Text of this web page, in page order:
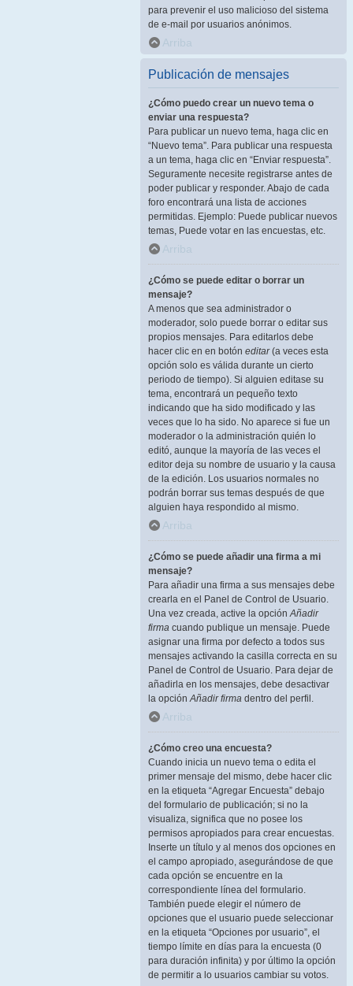
para prevenir el uso malicioso del sistema
de e-mail por usuarios anónimos.
Arriba
Publicación de mensajes
¿Cómo puedo crear un nuevo tema o
enviar una respuesta?
Para publicar un nuevo tema, haga clic en
“Nuevo tema”. Para publicar una respuesta
a un tema, haga clic en “Enviar respuesta”.
Seguramente necesite registrarse antes de
poder publicar y responder. Abajo de cada
foro encontrará una lista de acciones
permitidas. Ejemplo: Puede publicar nuevos
temas, Puede votar en las encuestas, etc.
Arriba
¿Cómo se puede editar o borrar un
mensaje?
A menos que sea administrador o
moderador, solo puede borrar o editar sus
propios mensajes. Para editarlos debe
hacer clic en en botón editar(a veces esta
opción solo es válida durante un cierto
periodo de tiempo). Si alguien editase su
tema, encontrará un pequeño texto
indicando que ha sido modificado y las
veces que lo ha sido. No aparece si fue un
moderador o la administración quién lo
editó, aunque la mayoría de las veces el
editor deja su nombre de usuario y la causa
de la edición. Los usuarios normales no
podrán borrar sus temas después de que
alguien haya respondido al mismo.
Arriba
¿Cómo se puede añadir una firma a mi
mensaje?
Para añadir una firma a sus mensajes debe
crearla en el Panel de Control de Usuario.
Una vez creada, active la opciónAñadir
firma cuando publique un mensaje. Puede
asignar una firma por defecto a todos sus
mensajes activando la casilla correcta en su
Panel de Control de Usuario. Para dejar de
añadirla en los mensajes, debe desactivar
la opciónAñadir firma dentro del perfil.
Arriba
¿Cómo creo una encuesta?
Cuando inicia un nuevo tema o edita el
primer mensaje del mismo, debe hacer clic
en la etiqueta “Agregar Encuesta” debajo
del formulario de publicación; si no la
visualiza, significa que no posee los
permisos apropiados para crear encuestas.
Inserte un título y al menos dos opciones en
el campo apropiado, asegurándose de que
cada opción se encuentre en la
correspondiente línea del formulario.
También puede elegir el número de
opciones que el usuario puede seleccionar
en la etiqueta “Opciones por usuario”, el
tiempo límite en días para la encuesta (0
para duración infinita) y por último la opción
de permitir a lo usuarios cambiar su votos.